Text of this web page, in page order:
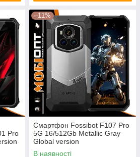
Pro
–11%
Смартфон Fossibot F107 Pro
5G 16/512Gb Metallic Gray
Global version
В наявності